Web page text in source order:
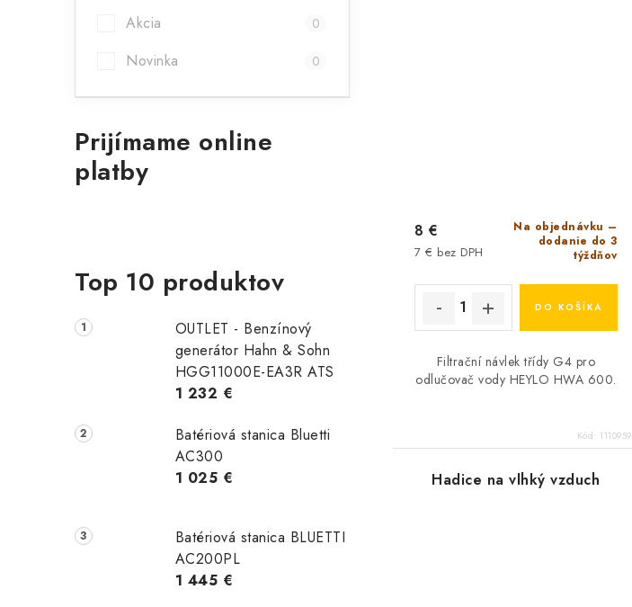
Akcia 0
Novinka 0
Prijímame online
platby
Top 10 produktov
OUTLET - Benzínový
generátor Hahn & Sohn
HGG11000E-EA3R ATS
1 232 €
Batériová stanica Bluetti
AC300
1 025 €
Batériová stanica BLUETTI
AC200PL
1 445 €
Na objednávku –
dodanie do 3
týždňov
7 € bez DPH
8 €
DO KOŠÍKA
Filtrační návlek třídy G4 pro
odlučovač vody HEYLO HWA 600.
Kód: 1110959
Hadice na vlhký vzduch